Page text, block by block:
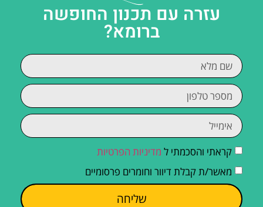
עזרה עם תכנון החופשה
ברומא?
קראתי והסכמתי ל מדיניות הפרטיות
מאשר/ת קבלת דיוור וחומרים פרסומיים
שליחה